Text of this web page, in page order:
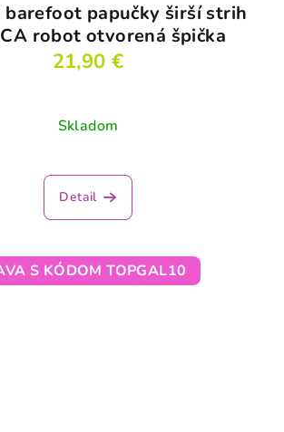
barefoot papučky širší strih
robot otvorená špička
21,90 €
Skladom
hodnotenie
produktu
je
z
5
Detail
S KÓDOM TOPGAL10